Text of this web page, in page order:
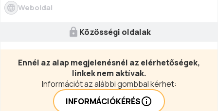
Weboldal
Közösségi oldalak
Ennél az alap megjelenésnél az elérhetőségek,
linkek nem aktívak.
Információt az alábbi gombbal kérhet:
INFORMÁCIÓKÉRÉS